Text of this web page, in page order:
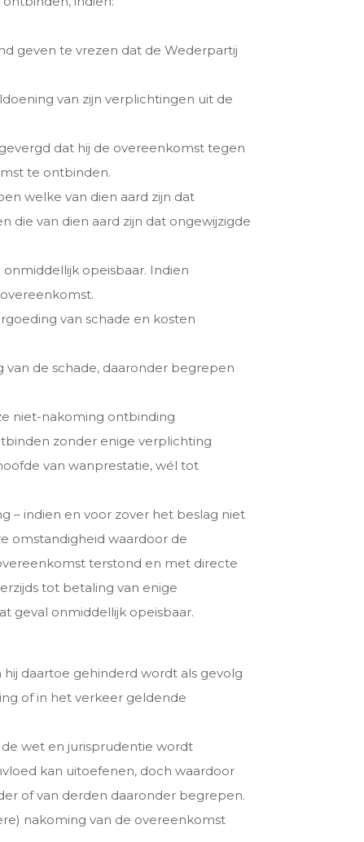
geven te vrezen dat de Wederpartij
van zijn verplichtingen uit de
dat hij de overeenkomst tegen
te ontbinden.
welke van dien aard zijn dat
die van dien aard zijn dat ongewijzigde
opeisbaar. Indien
van schade en kosten
de schade, daaronder begrepen
niet-nakoming ontbinding
zonder enige verplichting
van wanprestatie, wél tot
– indien en voor zover het beslag niet
omstandigheid waardoor de
terstond en met directe
tot betaling van enige
geval onmiddellijk opeisbaar.
daartoe gehinderd wordt als gevolg
of in het verkeer geldende
wet en jurisprudentie wordt
kan uitoefenen, doch waardoor
of van derden daaronder begrepen.
nakoming van de overeenkomst